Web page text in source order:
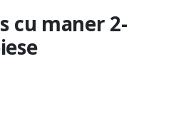
cu maner 2-